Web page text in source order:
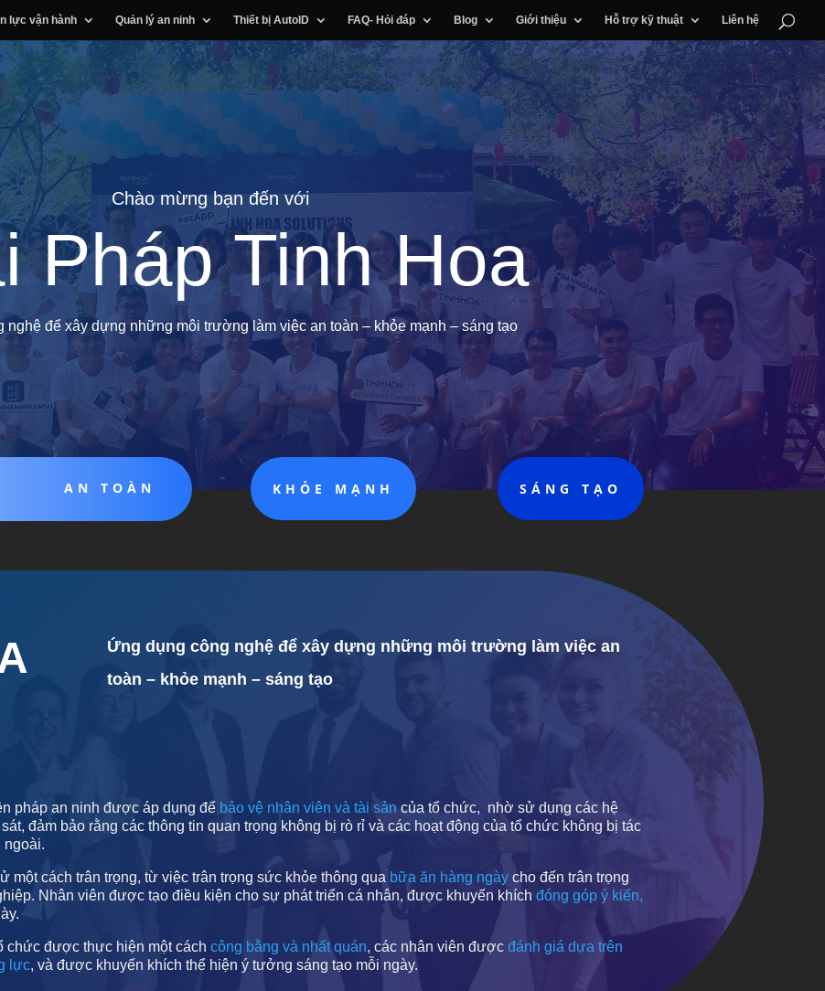
lực vận hành Quản lý an ninh Thiết bị AutoID FAQ- Hỏi đáp Blog Giới thiệu Hỗ trợ kỹ thuật Liên hệ
Chào mừng bạn đến với
Pháp Tinh Hoa
nghệ để xây dựng những môi trường làm việc an toàn – khỏe mạnh – sáng tạo
AN TOÀN KHỎE MẠNH SÁNG TẠO
Ứng dụng công nghệ để xây dựng những môi trường làm việc an
toàn – khỏe mạnh – sáng tạo
pháp an ninh được áp dụng để bảo vệ nhân viên và tài sản của tổ chức, nhờ sử dụng các hệ
đảm bảo rằng các thông tin quan trọng không bị rò rỉ và các hoạt động của tổ chức không bị tác
ngoài.
cách trân trọng, từ việc trân trọng sức khỏe thông qua bữa ăn hàng ngàycho đến trân trọng
Nhân viên được tạo điều kiện cho sự phát triển cá nhân, được khuyến khích đóng góp ý kiến,
chức được thực hiện một cách công bằng và nhất quán, các nhân viên được đánh giá dựa trên
lực, và được khuyến khích thể hiện ý tưởng sáng tạo mỗi ngày.